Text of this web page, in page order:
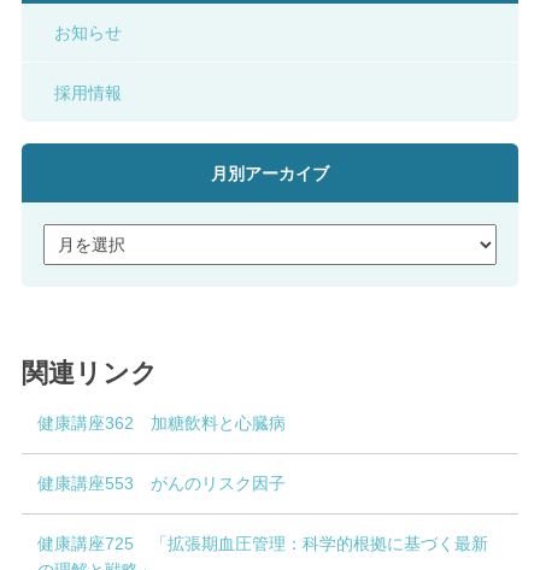
お知らせ
採用情報
月別アーカイブ
関連リンク
健康講座362 加糖飲料と心臓病
健康講座553 がんのリスク因子
健康講座725 「拡張期血圧管理：科学的根拠に基づく最新